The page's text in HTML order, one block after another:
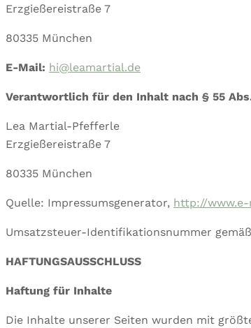
Erzgießereistraße 7
80335 München
E-Mail: hi@leamartial.de
Verantwortlich für den Inhalt nach § 55
Lea Martial-Pfefferle
Erzgießereistraße 7
80335 München
Quelle: Impressumsgenerator, http://
Umsatzsteuer-Identifikationsnummer
HAFTUNGSAUSSCHLUSS
Haftung für Inhalte
Die Inhalte unserer Seiten wurden mit